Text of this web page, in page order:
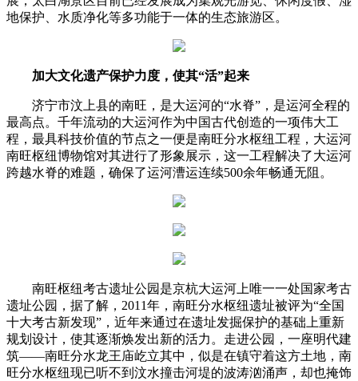
地保护、水质净化等多功能于一体的生态旅游区。
加大文化遗产保护力度，使其“活”起来
济宁市汶上县的南旺，是大运河的“水脊”，是运河全程的
最高点。千年流动的大运河作为中国古代创造的一项伟大工
程，最具科技价值的节点之一便是南旺分水枢纽工程，大运河
南旺枢纽博物馆对其进行了形象展示，这一工程解决了大运河
跨越水脊的难题，确保了运河漕运连续500余年畅通无阻。
南旺枢纽考古遗址公园是京杭大运河上唯一一处国家考古
遗址公园，据了解，2011年，南旺分水枢纽遗址被评为“全国
十大考古新发现”，近年来通过在遗址发掘保护的基础上重新
规划设计，使其逐渐焕发出新的活力。走进公园，一座明代建
筑——南旺分水龙王庙屹立其中，似是在镇守着这方土地，南
旺分水枢纽现已听不到汶水撞击河堤的波涛汹涌声，却也掩饰